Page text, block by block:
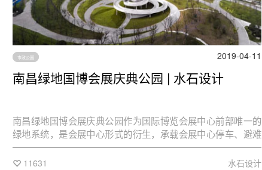
市政公园 2019-04-11
南昌绿地国博会展庆典公园 | 水石设计
南昌绿地国博会展庆典公园作为国际博览会展中心前部唯一的
绿地系统，是会展中心形式的衍生，承载会展中心停车、避难
以及会展疏散等功能服务，为会展中心各类大型活动的成功举
办提供了强有力的基础保障。
11631 水石设计